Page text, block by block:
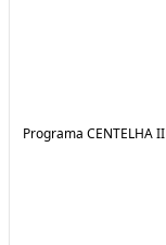
Programa CENTELHA II